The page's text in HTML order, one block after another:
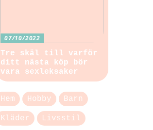
07/10/2022
Tre skäl till varför
ditt nästa köp bör
vara sexleksaker
Hem Hobby Barn
Kläder Livsstil